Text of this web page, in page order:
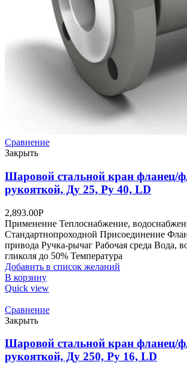
Сравнение
Закрыть
Шаровой стальной кран фланец/
рукояткой, Ду 25, Ру 40, LD
2,893.00Р
Применение Теплоснабжение,
Стандартнопроходной Присоединение
привода Ручка-рычаг Рабочая среда Вода,
гликоля до 50% Температура
Добавить в список желаний
В корзину
Quick view
Сравнение
Закрыть
Шаровой стальной кран фланец/
рукояткой, Ду 250, Ру 16, LD